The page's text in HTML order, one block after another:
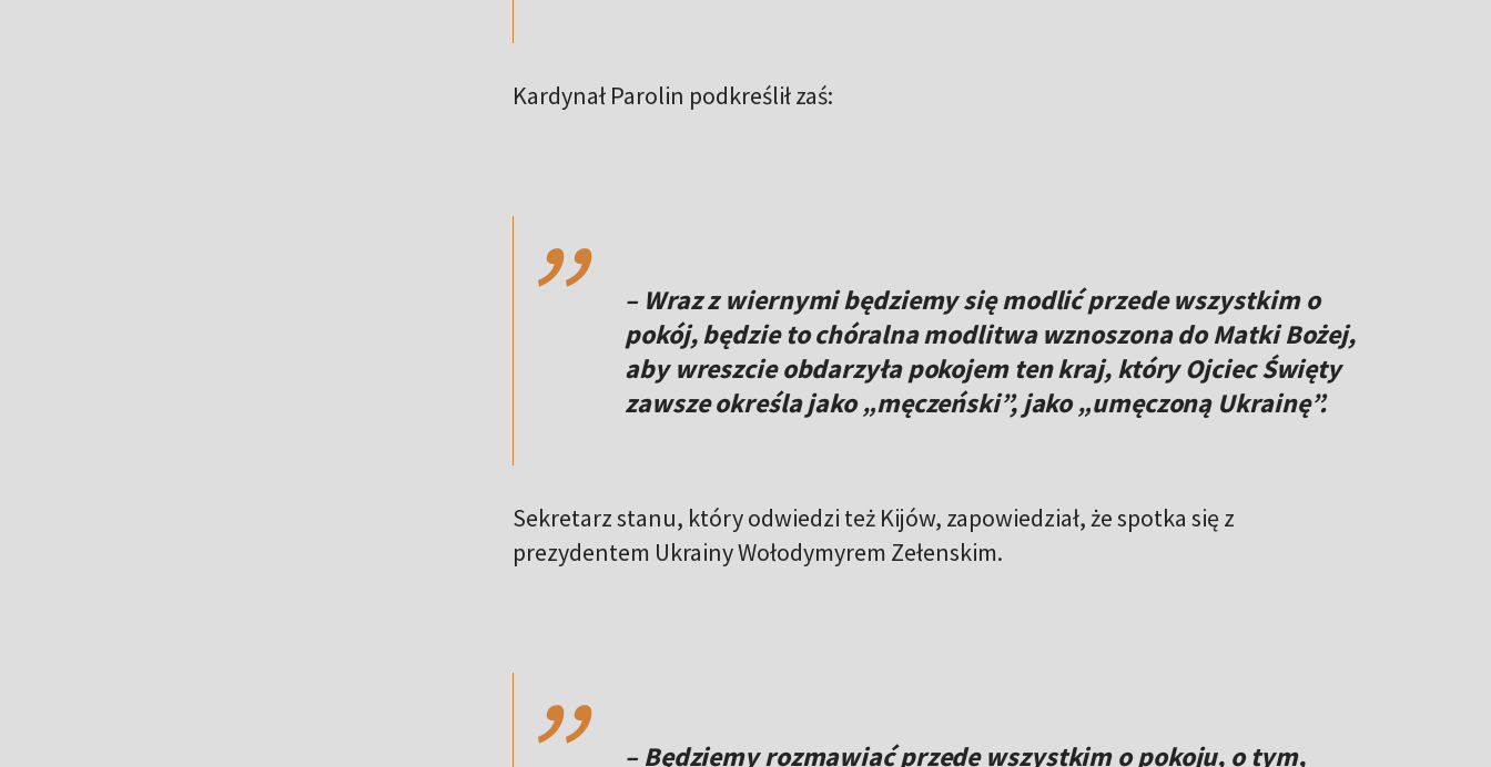
Kardynał Parolin podkreślił zaś:
,,
– Wraz z wiernymi będziemy się modlić przede wszystkim o
pokój, będzie to chóralna modlitwa wznoszona do Matki Bożej,
aby wreszcie obdarzyła pokojem ten kraj, który Ojciec Święty
zawsze określa jako „męczeński”, jako „umęczoną Ukrainę”.
Sekretarz stanu, który odwiedzi też Kijów, zapowiedział, że spotka się z
prezydentem Ukrainy Wołodymyrem Zełenskim.
,,
– Będziemy rozmawiać przede wszystkim o pokoju, o tym,